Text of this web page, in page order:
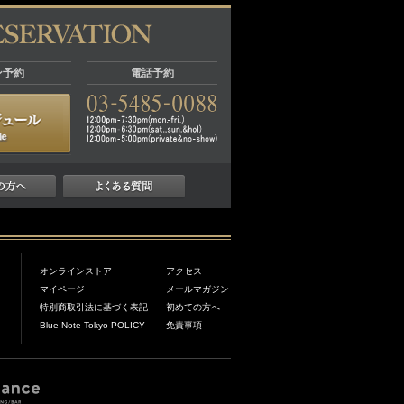
予約 電話予約
オンラインストア
マイページ
特別商取引法に基づく表記
Blue Note Tokyo POLICY
アクセス
メールマガジン
初めての方へ
免責事項